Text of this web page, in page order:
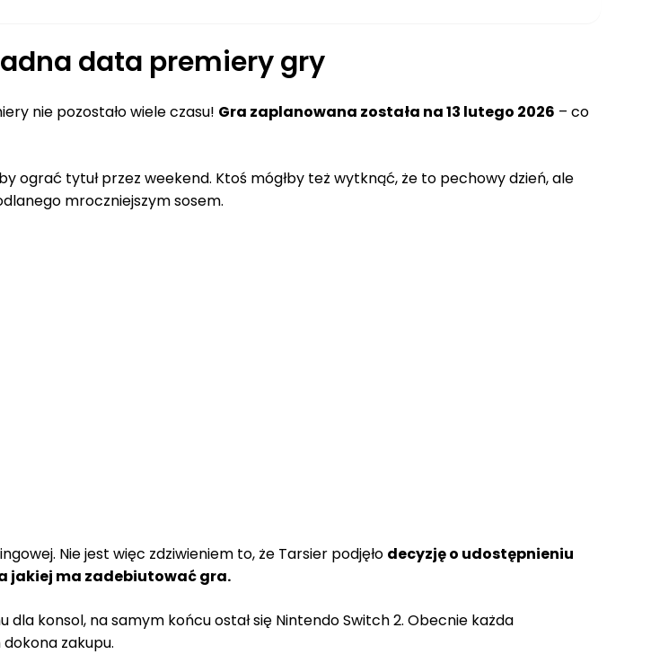
data premiery gry
nie pozostało wiele czasu! Gra zaplanowana została na 13 lutego 2026 – co
ograć tytuł przez weekend. Ktoś mógłby też wytknąć, że to pechowy dzień, ale
mroczniejszym sosem.
Nie jest więc zdziwieniem to, że Tarsier podjęło decyzję o udostępnieniu
jakiej ma zadebiutować gra.
konsol, na samym końcu ostał się Nintendo Switch 2. Obecnie każda
zakupu.